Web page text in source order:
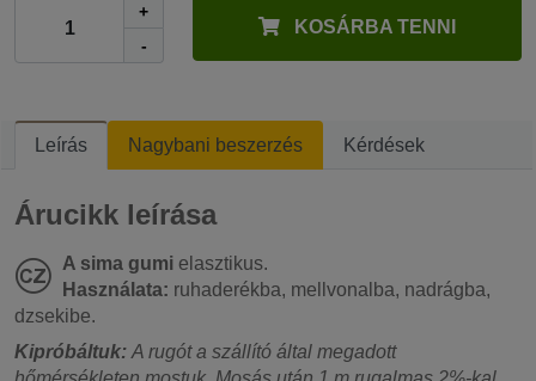
+
-
KOSÁRBA TENNI
Leírás Nagybani beszerzés Kérdések
Árucikk leírása
A sima gumi elasztikus.
Használata: ruhaderékba, mellvonalba, nadrágba,
dzsekibe.
Kipróbáltuk: A rugót a szállító által megadott